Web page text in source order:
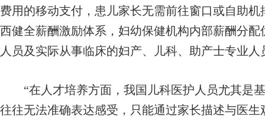
费用的移动支付，患儿家长无需前往窗口或自助
西健全薪酬激励体系，妇幼保健机构内部薪酬分
人员及实际从事临床的妇产、儿科、助产士专业
“在人才培养方面，我国儿科医护人员尤其是
往往无法准确表达感受，只能通过家长描述与医